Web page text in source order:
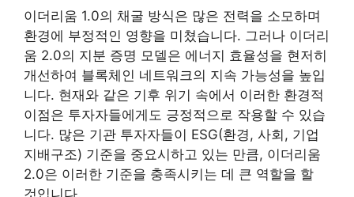
이더리움 1.0의 채굴 방식은 많은 전력을 소모하며
환경에 부정적인 영향을 미쳤습니다. 그러나 이더리
움 2.0의 지분 증명 모델은 에너지 효율성을 현저히
개선하여 블록체인 네트워크의 지속 가능성을 높입
니다. 현재와 같은 기후 위기 속에서 이러한 환경적
이점은 투자자들에게도 긍정적으로 작용할 수 있습
니다. 많은 기관 투자자들이 ESG(환경, 사회, 기업
지배구조) 기준을 중요시하고 있는 만큼, 이더리움
2.0은 이러한 기준을 충족시키는 데 큰 역할을 할
것입니다.